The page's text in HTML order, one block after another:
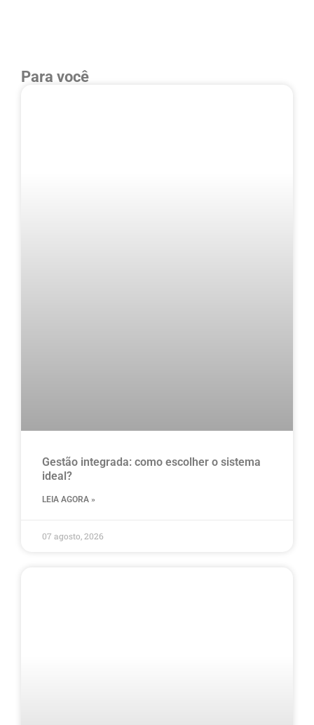
Para você
Gestão integrada: como escolher o sistema
ideal?
LEIA AGORA »
07 agosto, 2026